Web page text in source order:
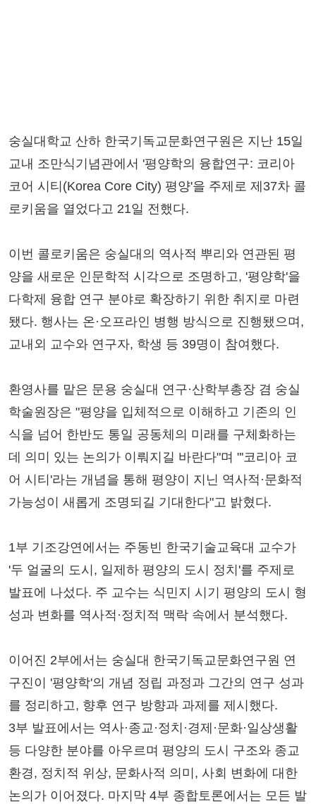
숭실대학교 산하 한국기독교문화연구원은 지난 15일
교내 조만식기념관에서 '평양학의 융합연구: 코리아
코어 시티(Korea Core City) 평양'을 주제로 제37차 콜
로키움을 열었다고 21일 전했다.
이번 콜로키움은 숭실대의 역사적 뿌리와 연관된 평
양을 새로운 인문학적 시각으로 조명하고, '평양학'을
다학제 융합 연구 분야로 확장하기 위한 취지로 마련
됐다. 행사는 온·오프라인 병행 방식으로 진행됐으며,
교내외 교수와 연구자, 학생 등 39명이 참여했다.
환영사를 맡은 문용 숭실대 연구·산학부총장 겸 숭실
학술원장은 "평양을 입체적으로 이해하고 기존의 인
식을 넘어 한반도 통일 공동체의 미래를 구체화하는
데 의미 있는 논의가 이뤄지길 바란다"며 "'코리아 코
어 시티'라는 개념을 통해 평양이 지닌 역사적·문화적
가능성이 새롭게 조명되길 기대한다"고 밝혔다.
1부 기조강연에서는 주동빈 한국기술교육대 교수가
'두 얼굴의 도시, 일제하 평양의 도시 정치'를 주제로
발표에 나섰다. 주 교수는 식민지 시기 평양의 도시 형
성과 변화를 역사적·정치적 맥락 속에서 분석했다.
이어진 2부에서는 숭실대 한국기독교문화연구원 연
구진이 '평양학'의 개념 정립 과정과 그간의 연구 성과
를 정리하고, 향후 연구 방향과 과제를 제시했다.
3부 발표에서는 역사·종교·정치·경제·문화·일상생활
등 다양한 분야를 아우르며 평양의 도시 구조와 종교
환경, 정치적 위상, 문화사적 의미, 사회 변화에 대한
논의가 이어졌다. 마지막 4부 종합토론에서는 모든 발